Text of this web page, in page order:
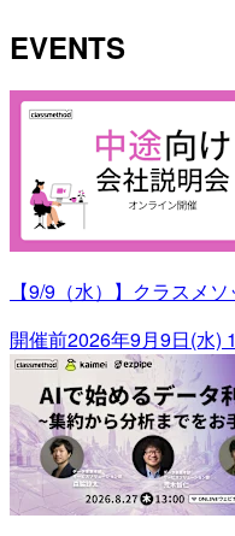
EVENTS
【9/9（水）】クラスメ
開催前2026年9月9日(水)